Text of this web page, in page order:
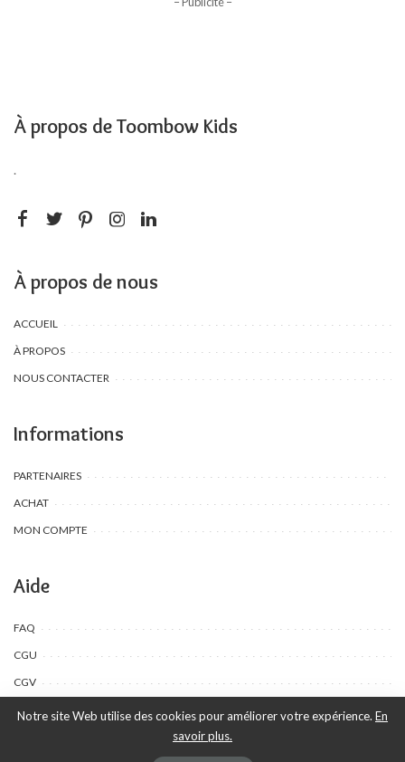
À propos de Toombow Kids
.
À propos de nous
ACCUEIL
À PROPOS
NOUS CONTACTER
Informations
PARTENAIRES
ACHAT
MON COMPTE
Aide
FAQ
CGU
CGV
©Toombow Kids, 2022 - 2024 - Tous droits réservés | Créé par Ewing
Notre site Web utilise des cookies pour améliorer votre expérience. En
savoir plus.